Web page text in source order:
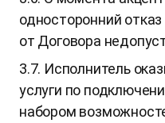
односторонний
от Договора
3.7. Исполнитель
услуги по
набором